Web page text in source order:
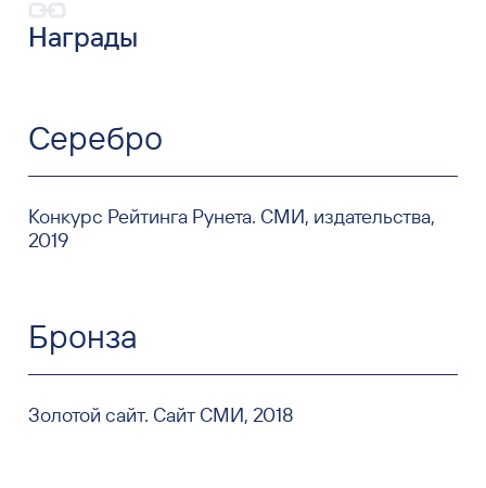
Награды
Серебро
Конкурс Рейтинга Рунета. СМИ, издательства,
2019
Бронза
Золотой сайт. Сайт СМИ, 2018